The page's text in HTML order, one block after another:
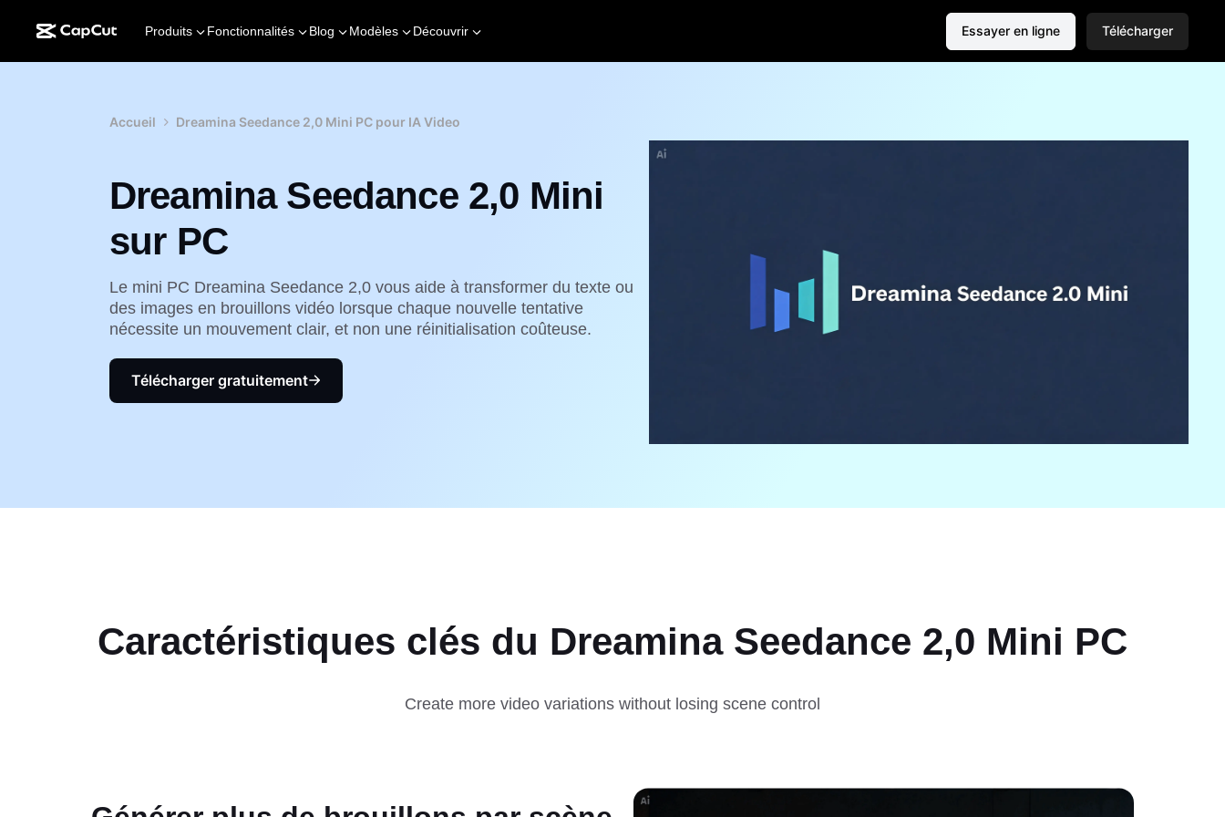
Produits Fonctionnalités Blog Modèles Découvrir Essayer en ligne Télécharger
Accueil Dreamina Seedance 2,0 Mini PC pour IA Video
Dreamina Seedance 2,0 Mini
sur PC
Le mini PC Dreamina Seedance 2,0 vous aide à transformer du texte ou
des images en brouillons vidéo lorsque chaque nouvelle tentative
nécessite un mouvement clair, et non une réinitialisation coûteuse.
Télécharger gratuitement
Caractéristiques clés du Dreamina Seedance 2,0 Mini PC
Create more video variations without losing scene control